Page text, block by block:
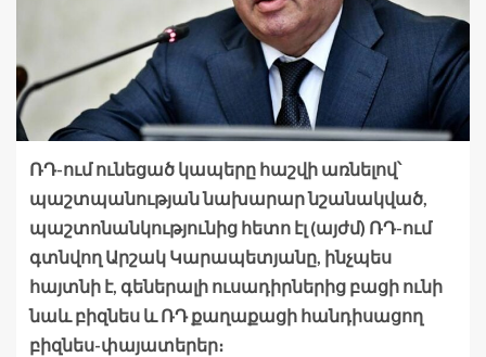
ՌԴ-ում ունեցած կապերը հաշվի առնելով՝
պաշտպանության նախարար նշանակված,
պաշտոնանկությունից հետո էլ (այժմ) ՌԴ-ում
գտնվող Արշակ Կարապետյանը, ինչպես
հայտնի է, գեներալի ուսադիրներից բացի ունի
նաև բիզնես և ՌԴ քաղաքացի հանդիսացող
բիզնես-փայատերեր։